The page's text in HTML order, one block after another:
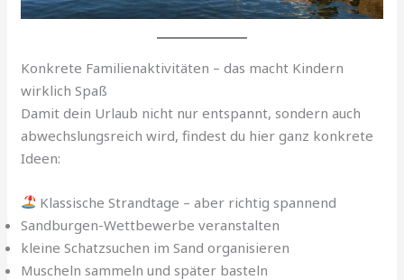
Konkrete Familienaktivitäten – das macht Kindern
wirklich Spaß
Damit dein Urlaub nicht nur entspannt, sondern auch
abwechslungsreich wird, findest du hier ganz konkrete
Ideen:
Klassische Strandtage – aber richtig spannend
Sandburgen-Wettbewerbe veranstalten
kleine Schatzsuchen im Sand organisieren
Muscheln sammeln und später basteln